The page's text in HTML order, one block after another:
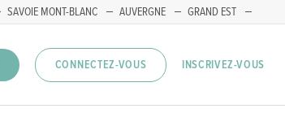
SAVOIE MONT-BLANC AUVERGNE
GRAND EST
CONNECTEZ-VOUS INSCRIVEZ-VOUS